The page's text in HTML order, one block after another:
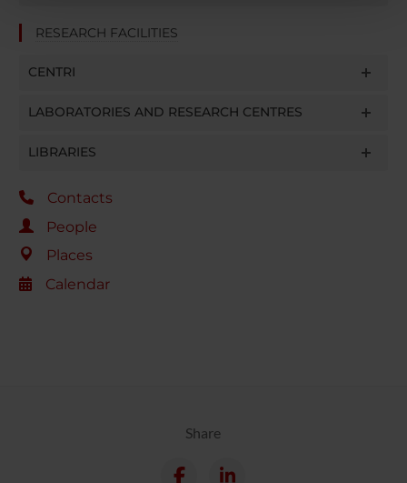
con altre informazioni che hai fornito loro o che hanno
RESEARCH FACILITIES
CENTRI
LABORATORIES AND RESEARCH CENTRES
LIBRARIES
Contacts
People
Places
Calendar
Share